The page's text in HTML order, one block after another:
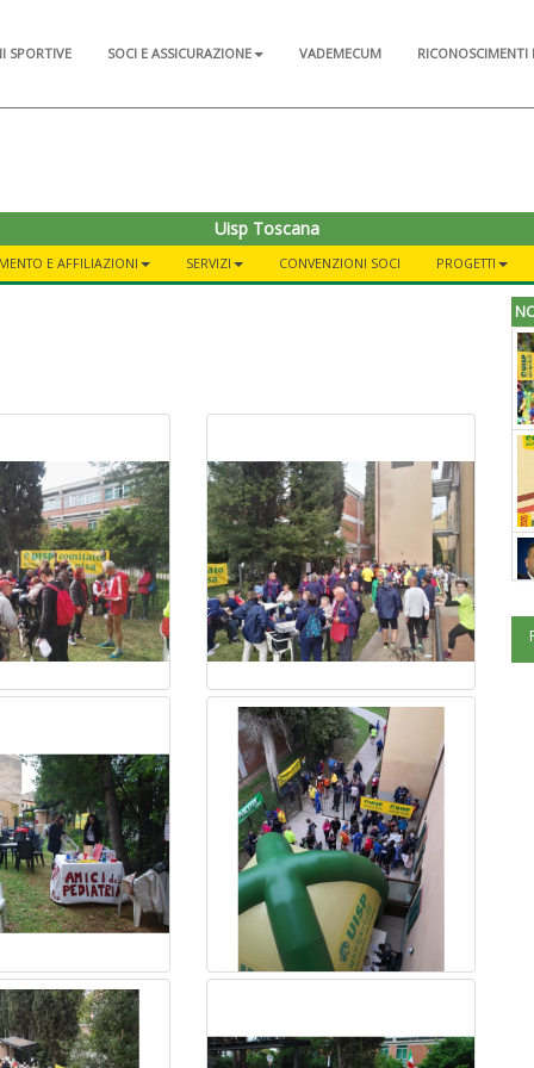
SPORTIVE SOCI E ASSICURAZIONE VADEMECUM RICONOSCIMENTI
Uisp Toscana
E AFFILIAZIONI SERVIZI CONVENZIONI SOCI PROGETTI